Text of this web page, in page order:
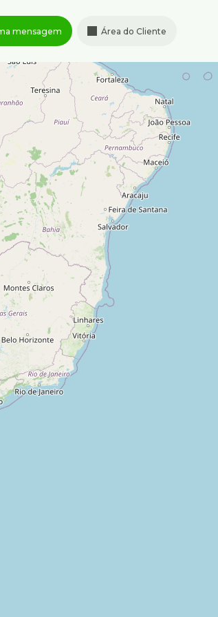
Área do Cliente
mensagem
Albita, 131, 4º andar,
, Belo Horizonte, MG
de atendimento
à sexta-feira de 8h às
de 9h às 13h